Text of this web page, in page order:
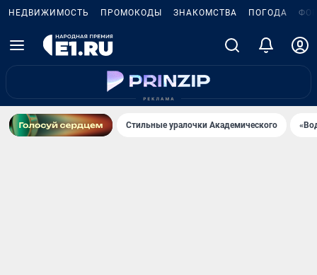
НЕДВИЖИМОСТЬ ПРОМОКОДЫ ЗНАКОМСТВА ПОГОДА
Стильные уралочки Академического